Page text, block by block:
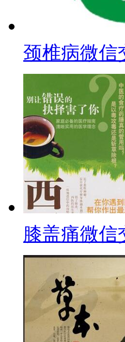
颈椎病微信
膝盖痛微信